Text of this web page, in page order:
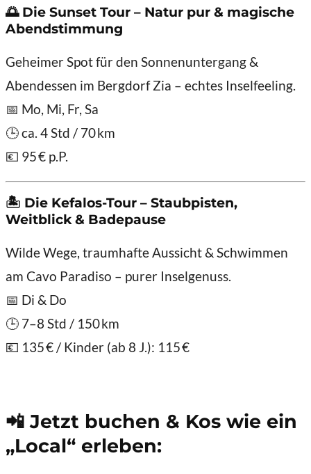
🌅 Die Sunset Tour – Natur pur & magische
Abendstimmung
Geheimer Spot für den Sonnenuntergang &
Abendessen im Bergdorf Zia – echtes Inselfeeling.
📅 Mo, Mi, Fr, Sa
🕒 ca. 4 Std / 70 km
💶 95 € p.P.
🏝️ Die Kefalos-Tour – Staubpisten,
Weitblick & Badepause
Wilde Wege, traumhafte Aussicht & Schwimmen
am Cavo Paradiso – purer Inselgenuss.
📅 Di & Do
🕒 7–8 Std / 150 km
💶 135 € / Kinder (ab 8 J.): 115 €
📲 Jetzt buchen & Kos wie ein
„Local“ erleben: